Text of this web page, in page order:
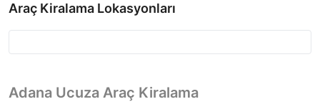
Araç Kiralama Lokasyonları
Adana Ucuza Araç Kiralama